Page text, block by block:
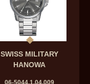
SWISS MILITARY
HANOWA
06-5044.1.04.009